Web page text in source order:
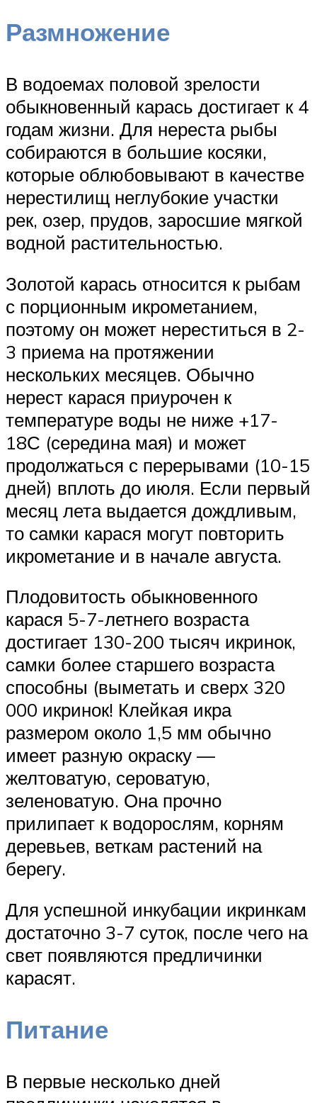
Размножение
В водоемах половой зрелости
обыкновенный карась достигает к 4
годам жизни. Для нереста рыбы
собираются в большие косяки,
которые облюбовывают в качестве
нерестилищ неглубокие участки
рек, озер, прудов, заросшие мягкой
водной растительностью.
Золотой карась относится к рыбам
с порционным икрометанием,
поэтому он может нереститься в 2-
3 приема на протяжении
нескольких месяцев. Обычно
нерест карася приурочен к
температуре воды не ниже +17-
18С (середина мая) и может
продолжаться с перерывами (10-15
дней) вплоть до июля. Если первый
месяц лета выдается дождливым,
то самки карася могут повторить
икрометание и в начале августа.
Плодовитость обыкновенного
карася 5-7-летнего возраста
достигает 130-200 тысяч икринок,
самки более старшего возраста
способны (выметать и сверх 320
000 икринок! Клейкая икра
размером около 1,5 мм обычно
имеет разную окраску —
желтоватую, сероватую,
зеленоватую. Она прочно
прилипает к водорослям, корням
деревьев, веткам растений на
берегу.
Для успешной инкубации икринкам
достаточно 3-7 суток, после чего на
свет появляются предличинки
карасят.
Питание
В первые несколько дней